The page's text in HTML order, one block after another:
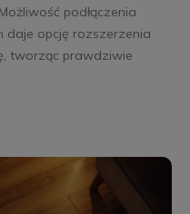
podłączenia
daje opcję rozszerzenia
tworząc prawdziwie